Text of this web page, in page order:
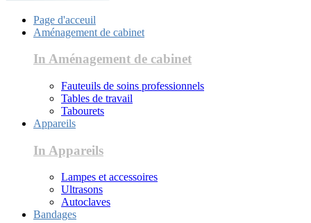
Page d'acceuil
Aménagement de cabinet
In Aménagement de cabinet
Fauteuils de soins professionnels
Tables de travail
Tabourets
Appareils
In Appareils
Lampes et accessoires
Ultrasons
Autoclaves
Bandages